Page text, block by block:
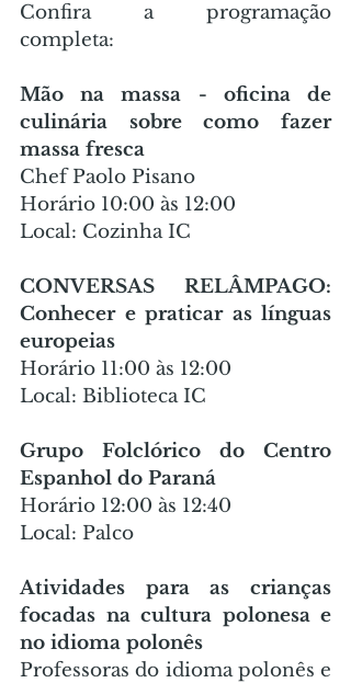
Confira a programação
completa:
Mão na massa - oficina de
culinária sobre como fazer
massa fresca
Chef Paolo Pisano
Horário 10:00 às 12:00
Local: Cozinha IC
CONVERSAS RELÂMPAGO:
Conhecer e praticar as línguas
europeias
Horário 11:00 às 12:00
Local: Biblioteca IC
Grupo Folclórico do Centro
Espanhol do Paraná
Horário 12:00 às 12:40
Local: Palco
Atividades para as crianças
focadas na cultura polonesa e
no idioma polonês
Professoras do idioma polonês e